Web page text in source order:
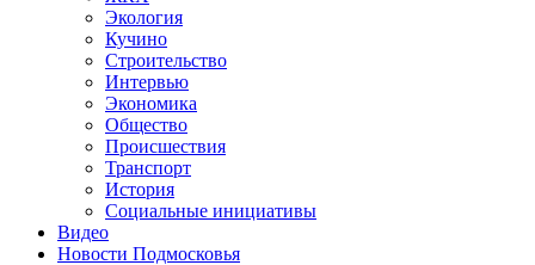
Экология
Кучино
Строительство
Интервью
Экономика
Общество
Происшествия
Транспорт
История
Социальные инициативы
Видео
Новости Подмосковья